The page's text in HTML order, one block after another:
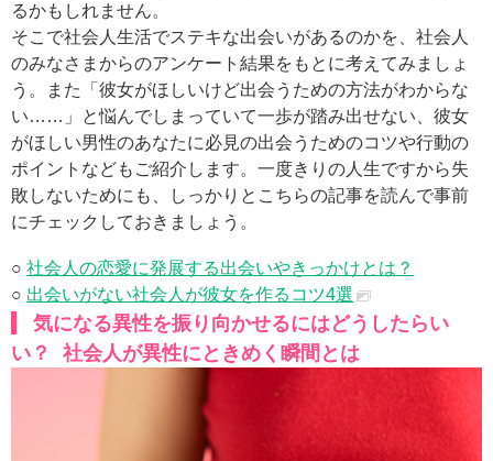
るかもしれません。
そこで社会人生活でステキな出会いがあるのかを、社会人
のみなさまからのアンケート結果をもとに考えてみましょ
う。また「彼女がほしいけど出会うための方法がわからな
い……」と悩んでしまっていて一歩が踏み出せない、彼女
がほしい男性のあなたに必見の出会うためのコツや行動の
ポイントなどもご紹介します。一度きりの人生ですから失
敗しないためにも、しっかりとこちらの記事を読んで事前
にチェックしておきましょう。
○ 社会人の恋愛に発展する出会いやきっかけとは？
○ 出会いがない社会人が彼女を作るコツ4選
気になる異性を振り向かせるにはどうしたらい
い？ 社会人が異性にときめく瞬間とは